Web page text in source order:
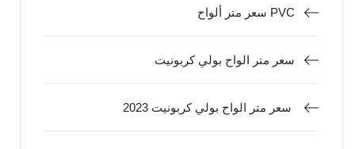
سعر متر ألواح PVC
سعر متر الواح بولي كربونيت